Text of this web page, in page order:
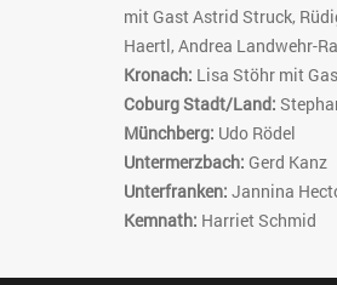
mit Gast Astrid Struck,
Haertl, Andrea Landwehr-
Kronach: Lisa Stöhr mit
Coburg Stadt/Land:
Münchberg: Udo Rödel
Untermerzbach: Gerd Kanz
Unterfranken: Jannina
Kemnath: Harriet Schmid